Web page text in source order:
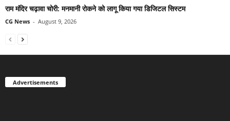
राम मंदिर चढ़ावा चोरी: मनमानी रोकने को लागू किया गया डिजिटल सिस्टम
CG News - August 9, 2026
Advertisements